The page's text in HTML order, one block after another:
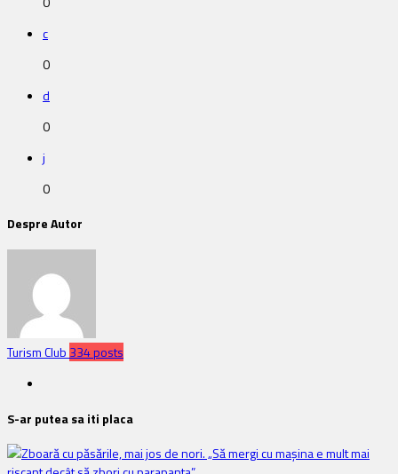
c
0
d
0
j
0
Despre Autor
Turism Club 334 posts
S-ar putea sa iti placa